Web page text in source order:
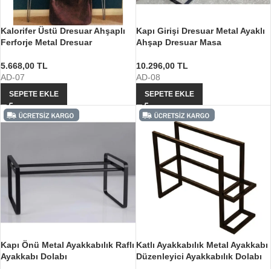
Kalorifer Üstü Dresuar Ahşaplı
Ferforje Metal Dresuar
5.668,00 TL
AD-07
SEPETE EKLE
Kapı Girişi Dresuar Metal Ayaklı
Ahşap Dresuar Masa
10.296,00 TL
AD-08
SEPETE EKLE
Kapı Önü Metal Ayakkabılık Raflı
Ayakkabı Dolabı
Katlı Ayakkabılık Metal Ayakkabı
Düzenleyici Ayakkabılık Dolabı